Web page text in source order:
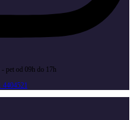
pet od 09h do 17h
4404521